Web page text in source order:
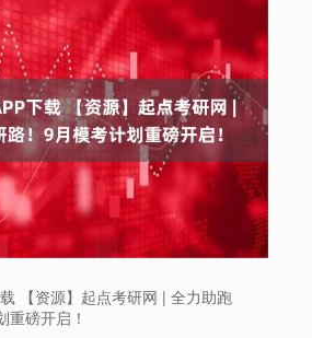
【资源】起点考研网 | 全力助跑
重磅开启！